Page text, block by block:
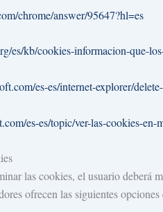
chrome/answer/95647?hl=es
es/kb/cookies-informacion-que-
es-es/internet-explorer/
es-es/topic/ver-las-cookies-
las cookies, el usuario
ofrecen las siguientes